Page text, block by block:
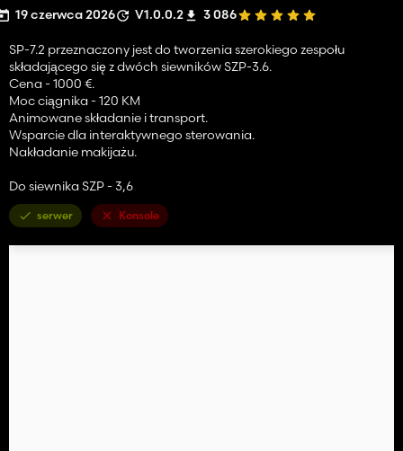
19 czerwca 2026 V1.0.0.2 3 086
SP-7.2 przeznaczony jest do tworzenia szerokiego zespołu
składającego się z dwóch siewników SZP-3.6.
Cena - 1000 €.
Moc ciągnika - 120 KM
Animowane składanie i transport.
Wsparcie dla interaktywnego sterowania.
Nakładanie makijażu.
Do siewnika SZP - 3,6
serwer Konsole